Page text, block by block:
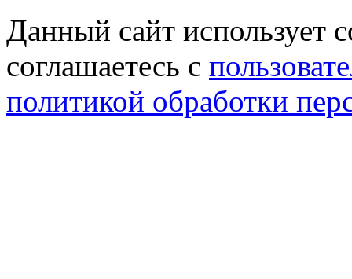
Данный сайт использует
соглашаетесь с
политикой обработки